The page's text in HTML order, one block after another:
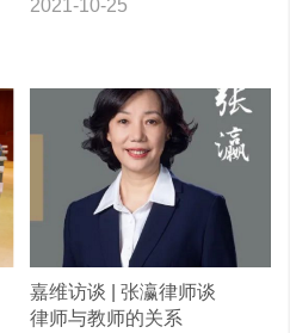
2021-10-25
嘉维访谈 | 张瀛律师谈
律师与教师的关系